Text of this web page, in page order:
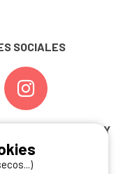
SOCIALES
CONCURSOS Y
A NUESTRA